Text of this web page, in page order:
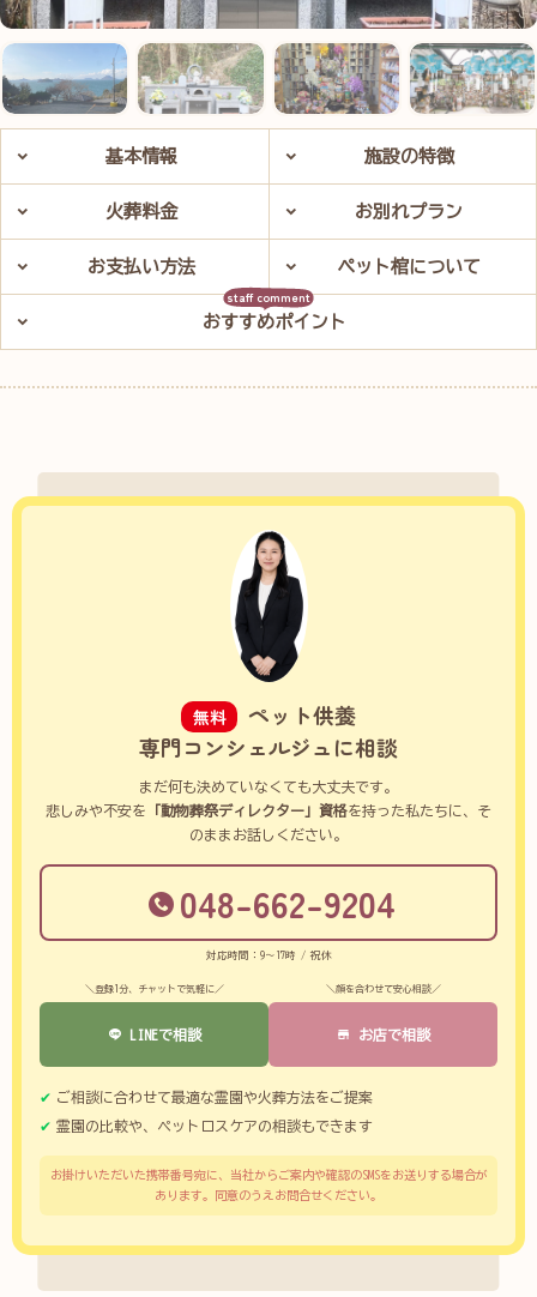
基本情報 施設の特徴
火葬料金 お別れプラン
お支払い方法 ペット棺について
おすすめポイント
無料
ペット供養
専門コンシェルジュに相談
まだ何も決めていなくても大丈夫です。
悲しみや不安を 「動物葬祭ディレクター」資格を持った私たちに、そ
のままお話しください。
048-662-9204
対応時間：9～17時 / 祝休
＼登録1分、チャットで気軽に／
LINEで相談
＼顔を合わせて安心相談／
お店で相談
ご相談に合わせて最適な霊園や火葬方法をご提案
霊園の比較や、ペットロスケアの相談もできます
お掛けいただいた携帯番号宛に、当社からご案内や確認のSMSをお送りする場合が
あります。同意のうえお問合せください。